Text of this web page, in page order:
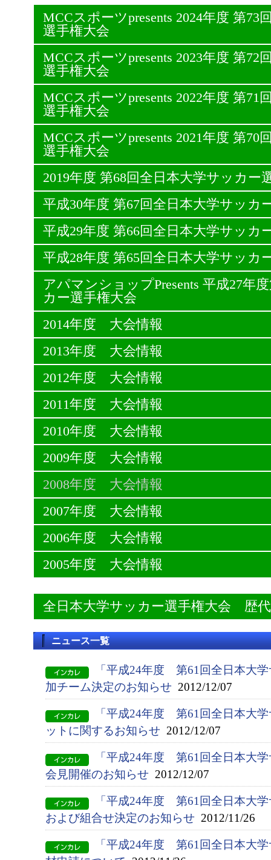
MCCスポーツpresents 2024年度 第73
選手権大会
MCCスポーツpresents 2023年度 第72
選手権大会
MCCスポーツpresents 2022年度 第71
選手権大会
MCCスポーツpresents 2021年度 第70
選手権大会
2019年度 第68回全日本大学サッカー
平成30年度 第67回全日本大学サッカ
平成29年度 第66回全日本大学サッカ
平成28年度 第65回全日本大学サッカ
アパマンショップPresents 平成27年
カー選手権大会
2014年度 大会情報
2013年度 大会情報
2012年度 大会情報
2011年度 大会情報
2010年度 大会情報
2009年度 大会情報
2008年度 大会情報
2007年度 大会情報
2006年度 大会情報
2005年度 大会情報
全日本大学サッカー選手権大会 歴
ニュース一覧
「平成24年度 第61回全日本大
加チーム決定のお知らせ 2012/12/07
「平成24年度 第61回全日本大
ットに関するお知らせ 2012/12/07
「平成24年度 第61回全日本大
会見開催のお知らせ 2012/12/07
「平成24年度 第61回全日本大
および組合せ決定のお知らせ 2012/11/26
「平成24年度 第61回全日本大